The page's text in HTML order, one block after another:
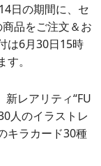
日の期間に、セ
品をご注文＆お
は6月30日15時
。
新レアリティ“FU
人のイラストレ
キラカード30種